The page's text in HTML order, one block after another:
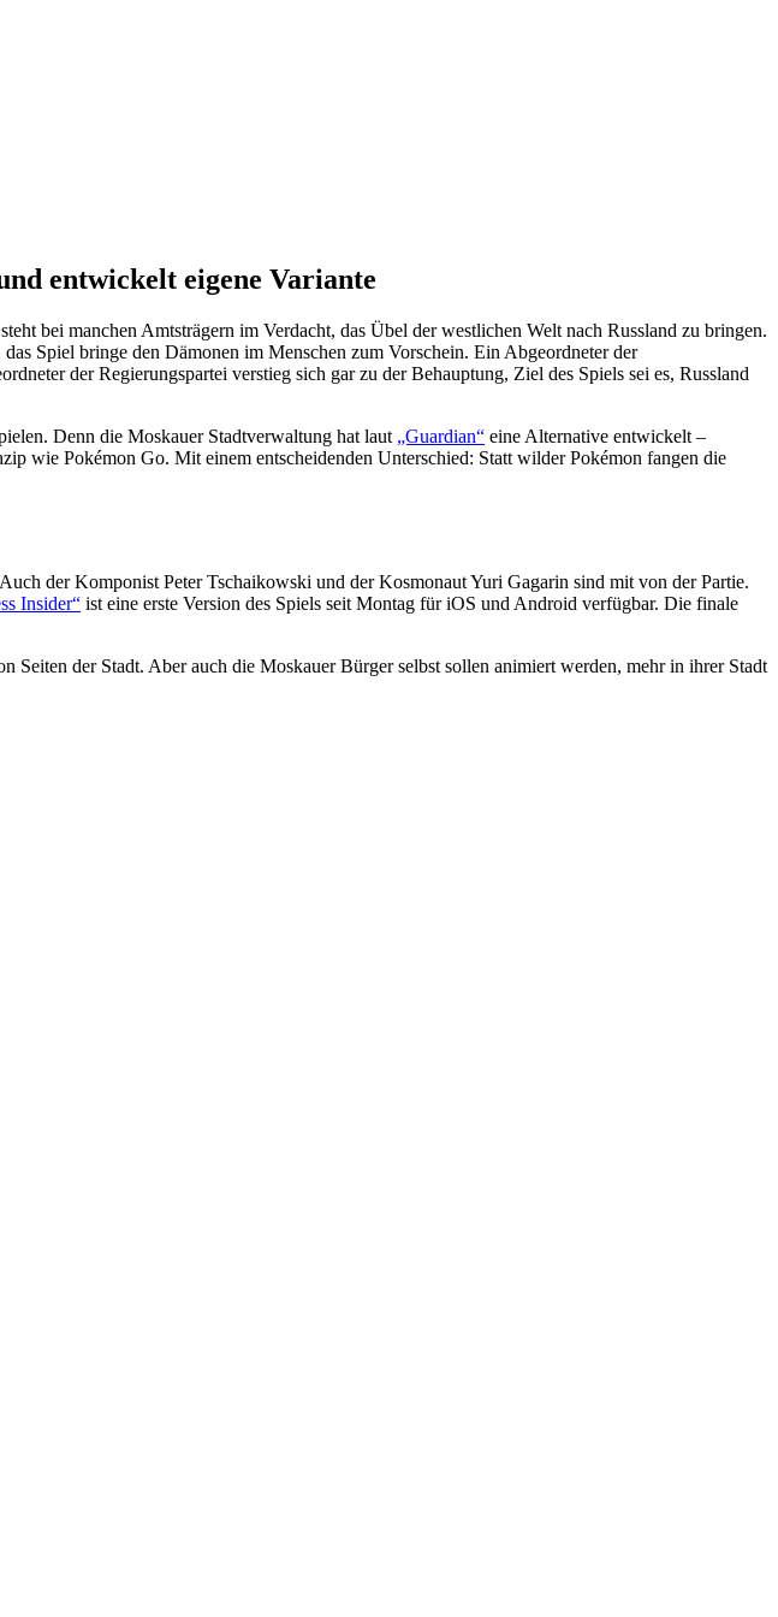
entwickelt eigene Variante
bei manchen Amtsträgern im Verdacht, das Übel der westlichen Welt nach Russland zu bringen.
Spiel bringe den Dämonen im Menschen zum Vorschein. Ein Abgeordneter der
der Regierungspartei verstieg sich gar zu der Behauptung, Ziel des Spiels sei es, Russland
Denn die Moskauer Stadtverwaltung hat laut „Guardian“ eine Alternative entwickelt –
wie Pokémon Go. Mit einem entscheidenden Unterschied: Statt wilder Pokémon fangen die
der Komponist Peter Tschaikowski und der Kosmonaut Yuri Gagarin sind mit von der Partie.
Insider“ ist eine erste Version des Spiels seit Montag für iOS und Android verfügbar. Die finale
der Stadt. Aber auch die Moskauer Bürger selbst sollen animiert werden, mehr in ihrer Stadt